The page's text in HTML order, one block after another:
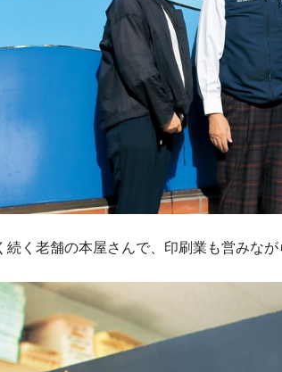
続く老舗の本屋さんで、印刷業も営みなが